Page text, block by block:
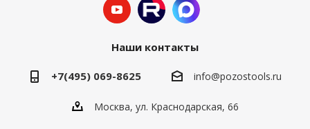
Наши контакты
+7(495) 069-8625 info@pozostools.ru
Москва, ул. Краснодарская, 66